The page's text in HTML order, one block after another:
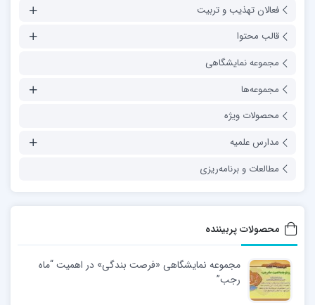
فعالان تهذیب و تربیت
قالب محتوا
مجموعه نمایشگاهی
مجموعه‌ها
محصولات ویژه
مدارس علمیه
مطالعات و برنامه‌ریزی
محصولات پربیننده
مجموعه نمایشگاهی «فرصت بندگی» در اهمیت “ماه
رجب”